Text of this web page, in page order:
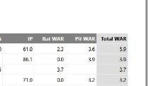
い」 → 「変化を嫌い過ぎ
」「少子化が問題として挙
のに」
急増「日本の女性は優し